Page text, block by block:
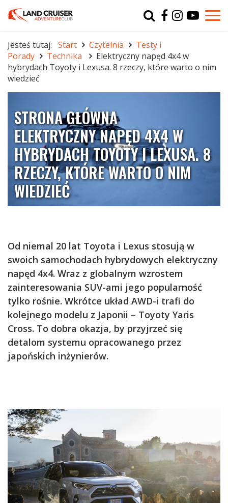
Jesteś tutaj: Start Czytelnia
Testy i
Porady
Technika
Elektryczny napęd 4x4 w
hybrydach Toyoty i Lexusa. 8 rzeczy, które warto o nim
wiedzieć
STRONA GŁÓWNA
ELEKTRYCZNY NAPĘD 4X4 W
HYBRYDACH TOYOTY I LEXUSA. 8
RZECZY, KTÓRE WARTO O NIM
WIEDZIEĆ
Od niemal 20 lat Toyota i Lexus stosują w
swoich samochodach hybrydowych elektryczny
napęd 4x4. Wraz z globalnym wzrostem
zainteresowania SUV-ami jego popularność
tylko rośnie. Wkrótce układ AWD-i trafi do
kolejnego modelu z Japonii – Toyoty Yaris
Cross. To dobra okazja, by przyjrzeć się
detalom systemu opracowanego przez
japońskich inżynierów.